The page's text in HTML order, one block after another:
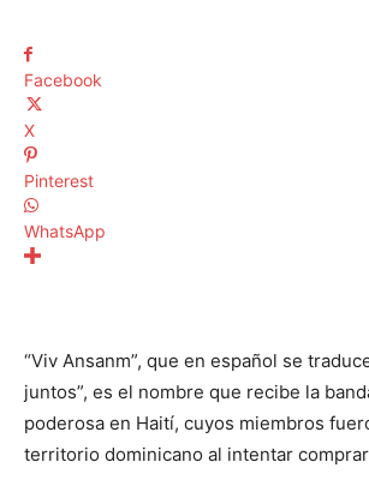
Facebook
X
Pinterest
WhatsApp
“Viv Ansanm”, que en español se
juntos”, es el nombre que recibe la
poderosa en Haití, cuyos miembros
territorio dominicano al intentar